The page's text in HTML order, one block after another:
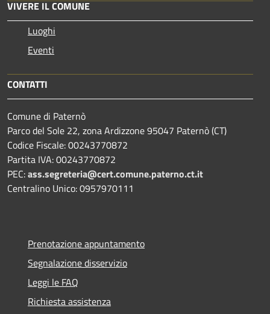
VIVERE IL COMUNE
Luoghi
Eventi
CONTATTI
Comune di Paternò
Parco del Sole 22, zona Ardizzone 95047 Paternò (CT)
Codice Fiscale: 00243770872
Partita IVA: 00243770872
PEC:ass.segreteria@cert.comune.paterno.ct.it
Centralino Unico: 0957970111
Prenotazione appuntamento
Segnalazione disservizio
Leggi le FAQ
Richiesta assistenza